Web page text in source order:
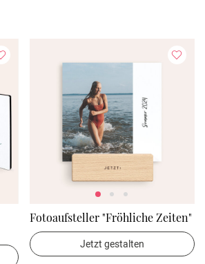
Fotoaufsteller "Fröhliche Zeiten"
Jetzt gestalten